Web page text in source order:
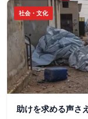
社会・文化
助けを求める声さ